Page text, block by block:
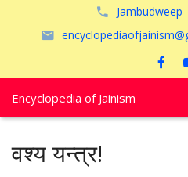
Jambudweep
Encyclopedia of Jainism
वश्य यन्त्र!